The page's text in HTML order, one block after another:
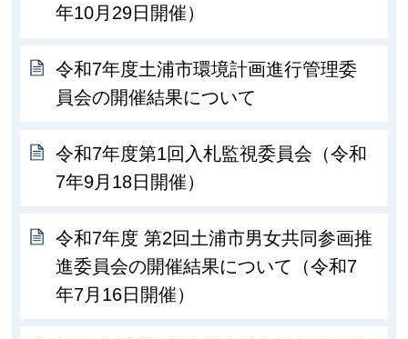
年10月29日開催）
令和7年度土浦市環境計画進行管理委
員会の開催結果について
令和7年度第1回入札監視委員会（令和
7年9月18日開催）
令和7年度 第2回土浦市男女共同参画推
進委員会の開催結果について（令和7
年7月16日開催）